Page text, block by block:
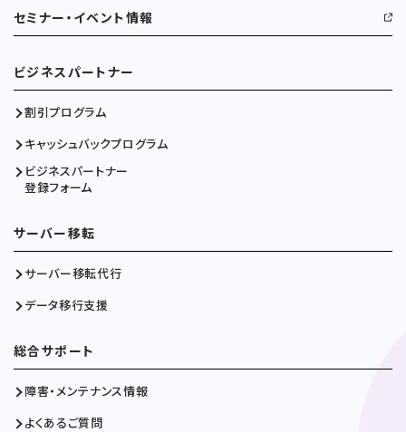
セミナー・イベント情報
ビジネスパートナー
割引プログラム
キャッシュバックプログラム
ビジネスパートナー
登録フォーム
サーバー移転
サーバー移転代行
データ移行支援
総合サポート
障害・メンテナンス情報
よくあるご質問